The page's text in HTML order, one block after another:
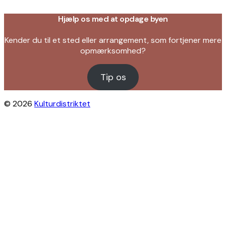
Hjælp os med at opdage byen
Kender du til et sted eller arrangement, som fortjener mere
opmærksomhed?
Tip os
© 2026 Kulturdistriktet